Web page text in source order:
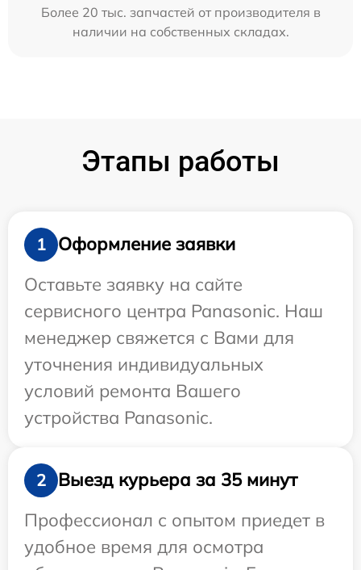
Более 20 тыс. запчастей от производителя в
наличии на собственных складах.
Этапы работы
1
Оформление заявки
Оставьте заявку на сайте
сервисного центра Panasonic. Наш
менеджер свяжется с Вами для
уточнения индивидуальных
условий ремонта Вашего
устройства Panasonic.
2
Выезд курьера за 35 минут
Профессионал с опытом приедет в
удобное время для осмотра